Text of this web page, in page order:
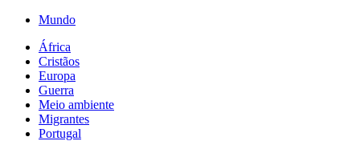
Mundo
África
Cristãos
Europa
Guerra
Meio ambiente
Migrantes
Portugal